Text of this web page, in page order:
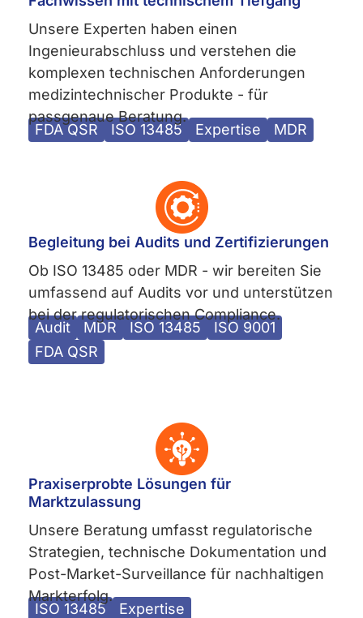
Unsere Experten haben einen
Ingenieurabschluss und verstehen die
komplexen technischen Anforderungen
medizintechnischer Produkte - für
passgenaue Beratung.
FDA QSR ISO 13485 Expertise MDR
Begleitung bei Audits und Zertifizierungen
Ob ISO 13485 oder MDR - wir bereiten Sie
umfassend auf Audits vor und unterstützen
bei der regulatorischen Compliance.
Audit MDR ISO 13485
ISO 9001
FDA QSR
Praxiserprobte Lösungen für
Marktzulassung
Unsere Beratung umfasst regulatorische
Strategien, technische Dokumentation und
Post-Market-Surveillance für nachhaltigen
Markterfolg.
ISO 13485 Expertise